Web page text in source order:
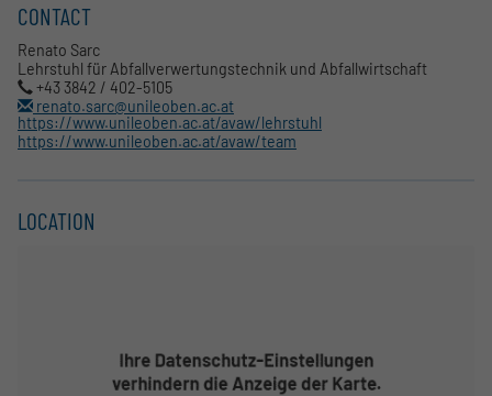
CONTACT
Renato Sarc
Lehrstuhl für Abfallverwertungstechnik und Abfallwirtschaft
+43 3842 / 402-5105
renato.sarc@unileoben.ac.at
https://www.unileoben.ac.at/avaw/lehrstuhl
https://www.unileoben.ac.at/avaw/team
LOCATION